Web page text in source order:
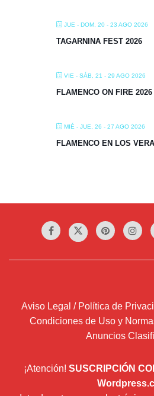
JUE - DOM, 20 - 23 AGO 2026
TAGARNINA FEST 2026
VIE - SÁB, 21 - 29 AGO 2026
FLAMENCO ON FIRE 2026
MIÉ - JUE, 26 - 27 AGO 2026
FLAMENCO EN LOS
Aviso Legal / Política de
Condiciones de Uso y
Anuncios
¡Atención! SUSCRIPCIÓN